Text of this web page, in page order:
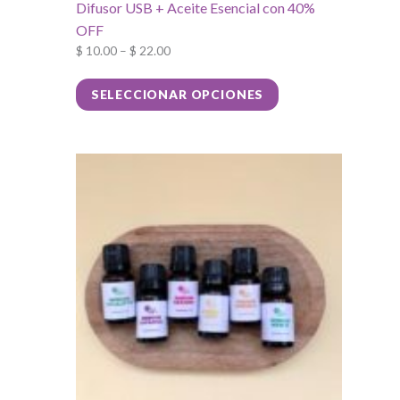
Difusor USB + Aceite Esencial con 40%
OFF
$ 10.00 – $ 22.00
SELECCIONAR OPCIONES
producto
se
pueden
elegir
en
la
página
de